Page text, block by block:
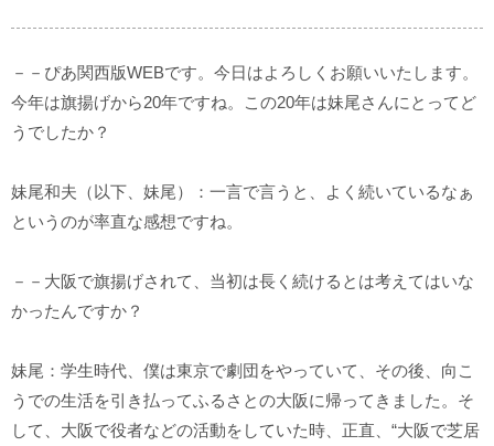
－－ぴあ関西版WEBです。今日はよろしくお願いいたします。
今年は旗揚げから20年ですね。この20年は妹尾さんにとってど
うでしたか？
妹尾和夫（以下、妹尾）：一言で言うと、よく続いているなぁ
というのが率直な感想ですね。
－－大阪で旗揚げされて、当初は長く続けるとは考えてはいな
かったんですか？
妹尾：学生時代、僕は東京で劇団をやっていて、その後、向こ
うでの生活を引き払ってふるさとの大阪に帰ってきました。そ
して、大阪で役者などの活動をしていた時、正直、“大阪で芝居